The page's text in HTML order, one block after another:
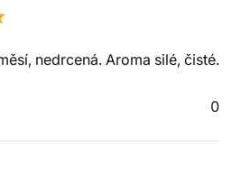
nedrcená. Aroma silé, čisté.
0